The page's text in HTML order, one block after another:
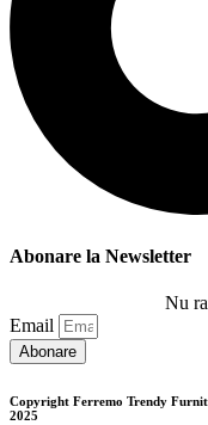
Abonare la Newsletter
Nu
Email
Abonare
Copyright Ferremo Trendy
2025